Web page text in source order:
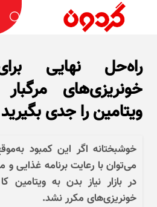
راه‌حل نهایی
خونریزی‌های
ویتامین را جدی بگیرید
خوشبختانه اگر این کمبود
می‌توان با رعایت برنامه
در بازار نیاز بدن به ویتامین
خونریزی‌های مکرر نشد.